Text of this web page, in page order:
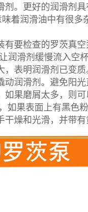
。更好的润滑剂具
着润滑油中有很多
要检查的罗茨真空
润滑剂缓慢流入空
表明润滑剂已变质
润滑剂。避免阳光
果磨屑太多，则
如果表面上有黑色
燥和光滑，并带有